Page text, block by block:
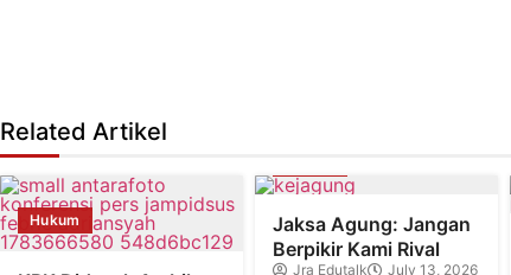
Related Artikel
Hukum
Jaksa Agung: Jangan
Berpikir Kami Rival
Jra Edutalk
July 13, 2026